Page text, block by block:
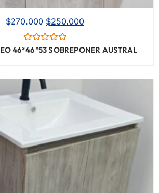
$270.000 $250.000
Valorado
5
46*46*53 SOBREPONER AUSTRAL